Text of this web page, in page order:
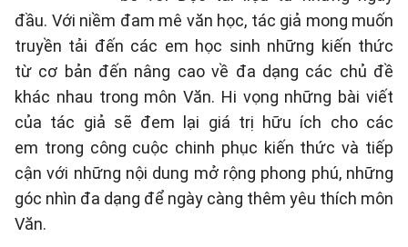
đầu. Với niềm đam mê văn học, tác giả mong muốn
truyền tải đến các em học sinh những kiến thức
từ cơ bản đến nâng cao về đa dạng các chủ đề
khác nhau trong môn Văn. Hi vọng những bài viết
của tác giả sẽ đem lại giá trị hữu ích cho các
em trong công cuộc chinh phục kiến thức và tiếp
cận với những nội dung mở rộng phong phú, những
góc nhìn đa dạng để ngày càng thêm yêu thích môn
Văn.